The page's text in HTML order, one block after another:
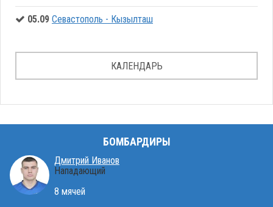
05.09 Севастополь - Кызылташ
КАЛЕНДАРЬ
БОМБАРДИРЫ
Дмитрий Иванов
Нападающий
8 мячей